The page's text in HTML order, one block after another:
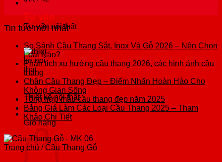
Tư vấn
Tư vấn nội thất
Thiết kế
Thiết kế nội thất
0
Giỏ hàng
LIÊN HỆ
Tin tức mới nhất
So Sánh Cầu Thang Sắt, Inox Và Gỗ 2026 – Nên Chọn
Loại Nào?Không
có
luận
ở
So
Sánh
Cầu
Sắt,
Inox
Và
Phân tich xu hướng cầu thang 2026, các hình ảnh cầu
thang
có
bình
luận
ở
Phân
tich
hướng
cầu
Chân Cầu Thang Đẹp – Điểm Nhấn Hoàn Hảo Cho
Không Gian Sống
có
bình
Chân
Cầu
Thang
Tổng hợp mẫu cầu thang đẹp năm 2025Không
có
Bảng Giá Làm Các Loại Cầu Thang 2025 – Tham
Khảo Chi TiếtKhông
bình
luận
ở
Trang chủ / Cầu Thang Gỗ